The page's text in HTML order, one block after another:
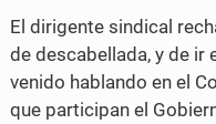
El dirigente sindical
de descabellada, y de ir
venido hablando en el
que participan el